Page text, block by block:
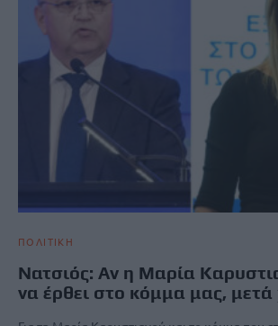
ΠΟΛΙΤΙΚΗ
Νατσιός: Αν η Μαρία
να έρθει στο κόμμα μας,